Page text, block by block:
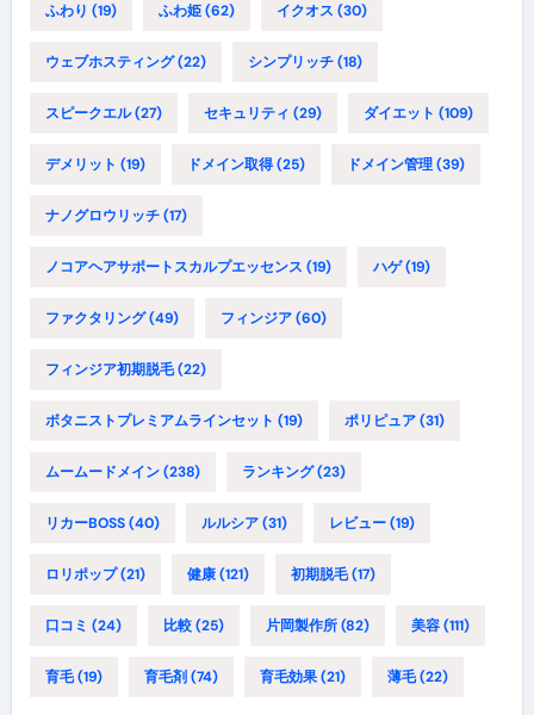
ふわり (19) ふわ姫(62) イクオス (30)
ウェブホスティング(22) シンプリッチ(18)
スピークエル(27) セキュリティ (29) ダイエット (109)
デメリット (19) ドメイン取得(25) ドメイン管理(39)
ナノグロウリッチ(17)
ノコアヘアサポートスカルプエッセンス (19) ハゲ(19)
ファクタリング(49) フィンジア(60)
フィンジア初期脱毛(22)
ボタニストプレミアムラインセット (19) ポリピュア(31)
ムームードメイン(238) ランキング(23)
リカーBOSS(40) ルルシア(31) レビュー(19)
ロリポップ(21) 健康(121) 初期脱毛(17)
口コミ (24) 比較(25) 片岡製作所(82) 美容(111)
育毛(19) 育毛剤 (74) 育毛効果(21) 薄毛(22)